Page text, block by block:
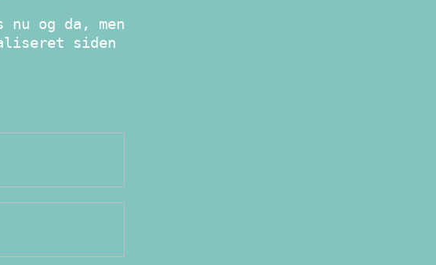
nu og da, men
siden